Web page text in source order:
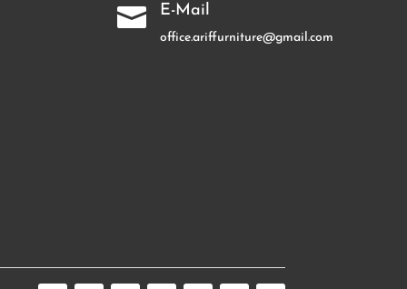
 E-Mail
office.ariffurniture@gmail.com